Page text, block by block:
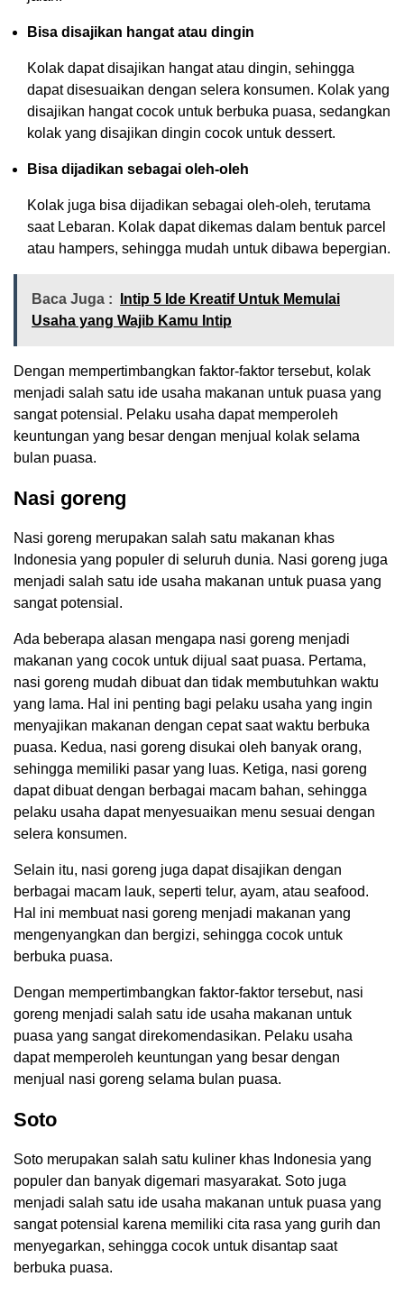
Bisa disajikan hangat atau dingin
Kolak dapat disajikan hangat atau dingin, sehingga
dapat disesuaikan dengan selera konsumen. Kolak yang
disajikan hangat cocok untuk berbuka puasa, sedangkan
kolak yang disajikan dingin cocok untuk dessert.
Bisa dijadikan sebagai oleh-oleh
Kolak juga bisa dijadikan sebagai oleh-oleh, terutama
saat Lebaran. Kolak dapat dikemas dalam bentuk parcel
atau hampers, sehingga mudah untuk dibawa bepergian.
Baca Juga :
Intip 5 Ide Kreatif Untuk Memulai
Usaha yang Wajib Kamu Intip
Dengan mempertimbangkan faktor-faktor tersebut, kolak
menjadi salah satu ide usaha makanan untuk puasa yang
sangat potensial. Pelaku usaha dapat memperoleh
keuntungan yang besar dengan menjual kolak selama
bulan puasa.
Nasi goreng
Nasi goreng merupakan salah satu makanan khas
Indonesia yang populer di seluruh dunia. Nasi goreng juga
menjadi salah satu ide usaha makanan untuk puasa yang
sangat potensial.
Ada beberapa alasan mengapa nasi goreng menjadi
makanan yang cocok untuk dijual saat puasa. Pertama,
nasi goreng mudah dibuat dan tidak membutuhkan waktu
yang lama. Hal ini penting bagi pelaku usaha yang ingin
menyajikan makanan dengan cepat saat waktu berbuka
puasa. Kedua, nasi goreng disukai oleh banyak orang,
sehingga memiliki pasar yang luas. Ketiga, nasi goreng
dapat dibuat dengan berbagai macam bahan, sehingga
pelaku usaha dapat menyesuaikan menu sesuai dengan
selera konsumen.
Selain itu, nasi goreng juga dapat disajikan dengan
berbagai macam lauk, seperti telur, ayam, atau seafood.
Hal ini membuat nasi goreng menjadi makanan yang
mengenyangkan dan bergizi, sehingga cocok untuk
berbuka puasa.
Dengan mempertimbangkan faktor-faktor tersebut, nasi
goreng menjadi salah satu ide usaha makanan untuk
puasa yang sangat direkomendasikan. Pelaku usaha
dapat memperoleh keuntungan yang besar dengan
menjual nasi goreng selama bulan puasa.
Soto
Soto merupakan salah satu kuliner khas Indonesia yang
populer dan banyak digemari masyarakat. Soto juga
menjadi salah satu ide usaha makanan untuk puasa yang
sangat potensial karena memiliki cita rasa yang gurih dan
menyegarkan, sehingga cocok untuk disantap saat
berbuka puasa.